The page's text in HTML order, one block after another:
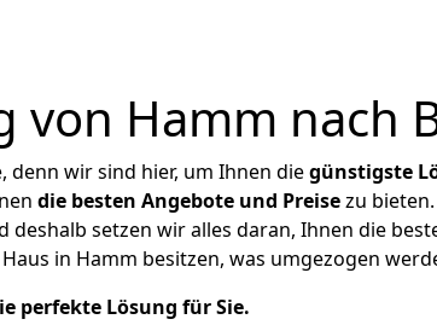
Hamm nach
wir sind hier, um Ihnen diegünstigste
die besten Angebote und Preisezu bieten.
setzen wir alles daran, Ihnen die
in Hamm besitzen, was umgezogen
perfekte Lösung für Sie.